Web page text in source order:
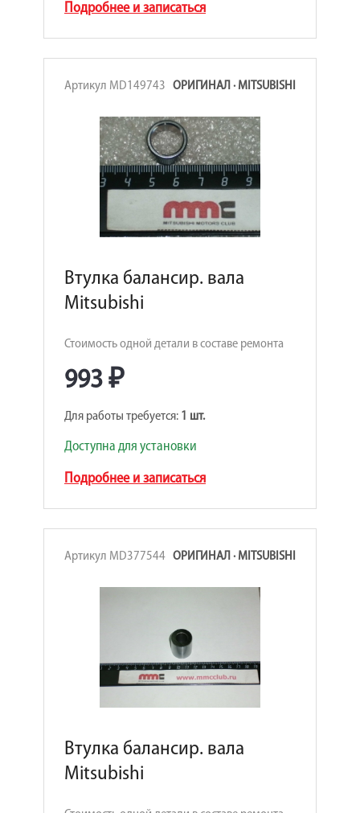
Подробнее и записаться
Артикул MD149743 ОРИГИНАЛ · MITSUBISHI
Втулка балансир. вала
Mitsubishi
Стоимость одной детали в составе ремонта
993 ₽
Для работы требуется: 1 шт.
Доступна для установки
Подробнее и записаться
Артикул MD377544 ОРИГИНАЛ · MITSUBISHI
Втулка балансир. вала
Mitsubishi